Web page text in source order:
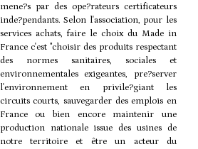
mene?s par des ope?rateurs certificateurs
inde?pendants. Selon l'association, pour les
services achats, faire le choix du Made in
France c'est "choisir des produits respectant
des normes sanitaires, sociales et
environnementales exigeantes, pre?server
l'environnement en privile?giant les
circuits courts, sauvegarder des emplois en
France ou bien encore maintenir une
production nationale issue des usines de
notre territoire et être un acteur du